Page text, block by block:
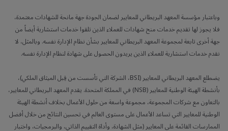
وباعتبار مؤسسة المعهد البريطاني للمعايير لضمان الجودة جهة مانحة للشهادات معتمدة،
فلا يجوز لها تقديم خدمات منح شهادات للعملاء الذين تلقوا خدمات استشارية أيضاً من
جهة أخرى تابعة لمجموعة المعهد البريطاني للمعايير بشأن نظام الإدارة نفسه. وبالمثل، لا
نقدم خدمات استشارية للعملاء الذين يريدون الحصول على شهادة لنظام الإدارة نفسه.
يضطلع المعهد البريطاني للمعايير (BSI، الشركة التي تأسست من قِبل الميثاق الملكي)،
بأنشطة الهيئة الوطنية للمعايير (NSB) في المملكة المتحدة. يقدم المعهد البريطاني للمعايير،
بالتعاون مع شركات المجموعة، مجموعة واسعة من حلول الأعمال بخلاف أنشطة الهيئة
الوطنية للمعايير التي تساعد الأعمال على مستوى العالم في تحسين النتائج من خلال أفضل
الممارسات القائمة على المعايير (مثل الشهادة، وأداة التقييم الذاتي، والبرمجيات، واختبار